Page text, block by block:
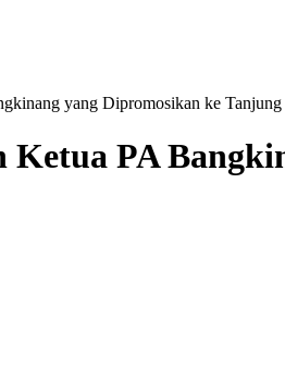
yang Dipromosikan ke Tanjung
PA